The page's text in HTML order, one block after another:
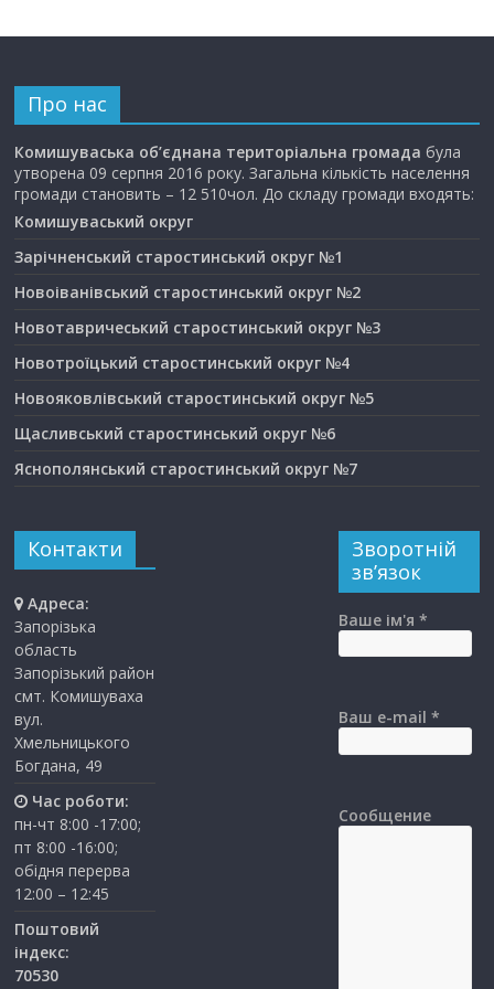
Про нас
Комишуваська об’єднана територіальна громада була
утворена 09 серпня 2016 року. Загальна кількість населення
громади становить – 12 510чол. До складу громади входять:
Комишуваський округ
Зарічненський старостинський округ №1
Новоіванівський старостинський округ №2
Новотавричеський старостинський округ №3
Новотроїцький старостинський округ №4
Новояковлівський старостинський округ №5
Щасливський старостинський округ №6
Яснополянський старостинський округ №7
Контакти
Адреса:
Запорізька
область
Запорізький район
смт. Комишуваха
вул.
Хмельницького
Богдана, 49
Час роботи:
пн-чт 8:00 -17:00;
пт 8:00 -16:00;
обідня перерва
12:00 – 12:45
Поштовий
індекс:
70530
Зворотній
зв’язок
Ваше ім'я *
Ваш e-mail *
Сообщение